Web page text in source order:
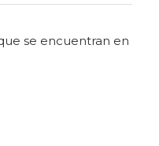
se encuentran en